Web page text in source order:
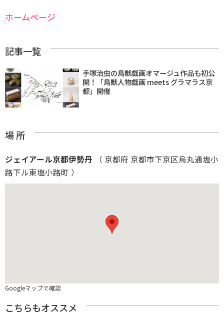
ホームページ
記事一覧
手塚治虫の鳥獣戯画オマージュ作品も初公
開！「鳥獣人物戯画 meets グラマラス京
都」開催
場 所
ジェイアール京都伊勢丹 （ 京都府 京都市下京区烏丸通塩小
路下ル東塩小路町 ）
Googleマップで確認
こちらもオススメ